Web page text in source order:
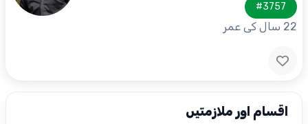
#3757
22 سال کی عمر
اقسام اور ملازمتیں